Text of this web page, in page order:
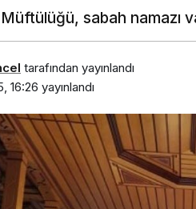
sabah namazı
tarafından yayınlandı
16:26 yayınlandı
Beykoz’da
geleceklerini